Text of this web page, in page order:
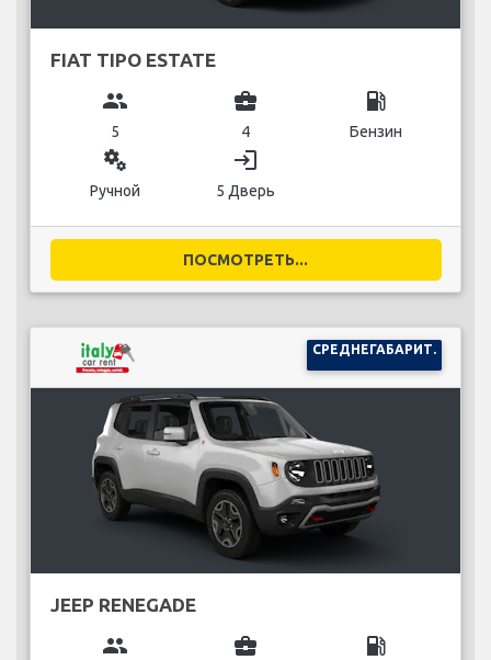
FIAT TIPO ESTATE
group
5
business_center
4
local_gas_station
Бензин
miscellaneous_services
Ручной
login
5 Дверь
ПОСМОТРЕТЬ...
СРЕДНЕГАБАРИТ.
JEEP RENEGADE
group business_center local_gas_station